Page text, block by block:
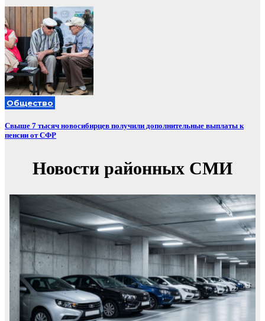
Общество
Свыше 7 тысяч новосибирцев получили дополнительные выплаты к
пенсии от СФР